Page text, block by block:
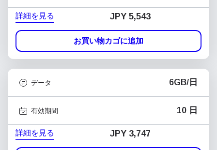
詳細を見る JPY 5,543
お買い物カゴに追加
データ 6GB/日
有効期間 10 日
詳細を見る JPY 3,747